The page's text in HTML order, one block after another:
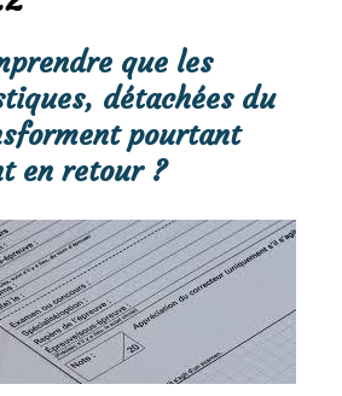
que les
détachées du
pourtant
en retour ?